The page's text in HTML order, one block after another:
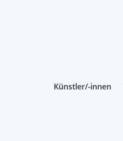
Künstler/-innen